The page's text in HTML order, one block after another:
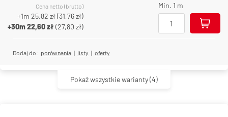
Cena netto (brutto)
+1m 25,82 zł(31,76 zł)
+30m22,60 zł(27,80 zł)
Min. 1 m
Dodaj do: porównania | listy | oferty
Pokaż wszystkie warianty(4)